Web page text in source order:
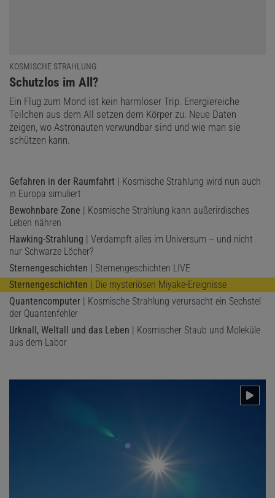
KOSMISCHE STRAHLUNG
:
Schutzlos im All?
Ein Flug zum Mond ist kein harmloser Trip. Energiereiche
Teilchen aus dem All setzen dem Körper zu. Neue Daten
zeigen, wo Astronauten verwundbar sind und wie man sie
schützen kann.
Gefahren in der Raumfahrt | Kosmische Strahlung wird nun auch
in Europa simuliert
Bewohnbare Zone | Kosmische Strahlung kann außerirdisches
Leben nähren
Hawking-Strahlung | Verdampft alles im Universum – und nicht
nur Schwarze Löcher?
Sternengeschichten | Sternengeschichten LIVE
Sternengeschichten | Die mysteriösen Miyake-Ereignisse
Quantencomputer | Kosmische Strahlung verursacht ein Sechstel
der Quantenfehler
Urknall, Weltall und das Leben | Kosmischer Staub und Moleküle
aus dem Labor